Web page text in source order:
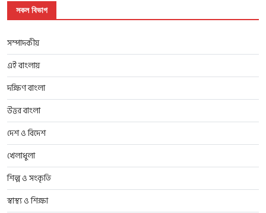
সকল বিভাগ
সম্পাদকীয়
এই বাংলায়
দক্ষিণ বাংলা
উত্তর বাংলা
দেশ ও বিদেশ
খেলাধুলা
শিল্প ও সংকৃতি
স্বাস্থ্য ও শিক্ষা